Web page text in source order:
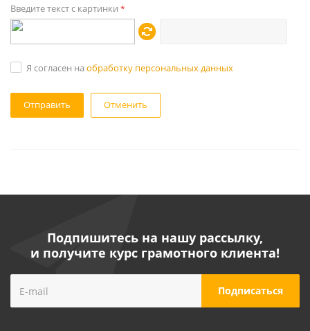
Введите текст с картинки *
Я согласен на обработку персональных данных
Отменить
Подпишитесь на нашу рассылку,
и получите курс грамотного клиента!